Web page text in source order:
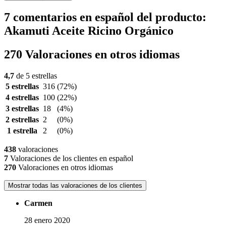
7 comentarios en español del producto:
Akamuti Aceite Ricino Orgánico
270 Valoraciones en otros idiomas
4,7 de 5 estrellas
5 estrellas 316 (72%)
4 estrellas 100 (22%)
3 estrellas 18
(4%)
2 estrellas 2
(0%)
1 estrella
2 (0%)
438 valoraciones
7 Valoraciones de los clientes en español
270 Valoraciones en otros idiomas
Mostrar todas las valoraciones de los clientes
Carmen
28 enero 2020